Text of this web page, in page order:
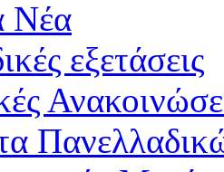
Νέα
εξετάσεις